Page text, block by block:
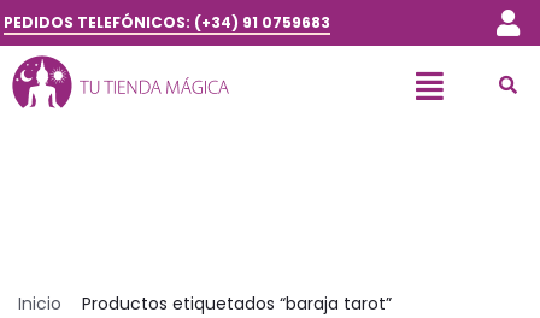
PEDIDOS TELEFÓNICOS: (+34) 91 0759683
Inicio Productos etiquetados “baraja tarot”